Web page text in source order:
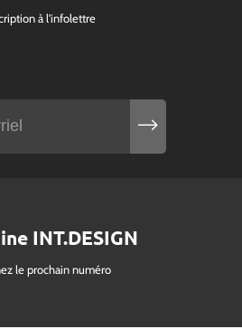
à l'infolettre
INT.DESIGN
le prochain numéro